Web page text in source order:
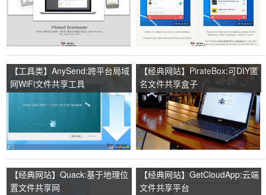
【工具类】AnySend:跨平台局域
网WiFi文件共享工具
【经典网站】PirateBox:可DIY匿
名文件共享盒子
【经典网站】Quack:基于地理位
置文件共享网
【经典网站】GetCloudApp:云端
文件共享平台